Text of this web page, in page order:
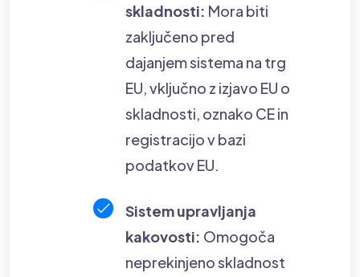
skladnosti: Mora biti
zaključeno pred
dajanjem sistema na trg
EU, vključno z izjavo EU o
skladnosti, oznako CE in
registracijo v bazi
podatkov EU.
Sistem upravljanja
kakovosti: Omogoča
neprekinjeno skladnost